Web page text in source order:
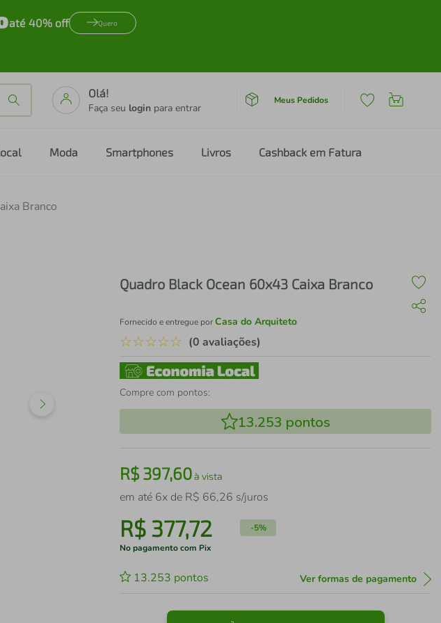
até 40% off Quero
Olá!
Faça seu login para entrar
Meus Pedidos
Moda Smartphones Livros Cashback em Fatura
Branco
Quadro Black Ocean 60x43 Caixa Branco
Fornecido e entregue porCasa do Arquiteto
☆☆☆☆☆ (0 avaliações)
Compre com pontos:
13.253 pontos
R$397,60à vista
em até 6x de R$ 66,26 s/juros
R$ 377,72 -5%
No pagamento com Pix
13.253 pontos Ver formas de pagamento